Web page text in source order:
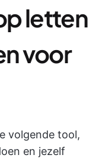
letten
voor
volgende tool,
en jezelf